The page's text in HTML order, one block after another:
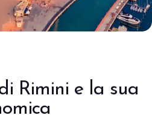
Rimini e la sua